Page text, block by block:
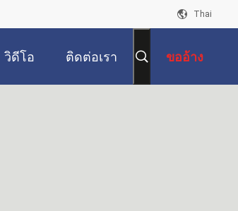
Thai
วิดีโอ ติดต่อเรา ขออ้าง